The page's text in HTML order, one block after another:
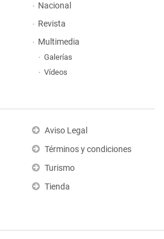
Nacional
Revista
Multimedia
Galerías
Vídeos
Aviso Legal
Términos y condiciones
Turismo
Tienda